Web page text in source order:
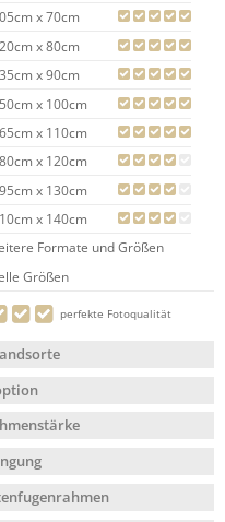
x 70cm
x 80cm
x 90cm
x 100cm
x 110cm
x 120cm
x 130cm
x 140cm
Formate und Größen
Größen
perfekte Fotoqualität